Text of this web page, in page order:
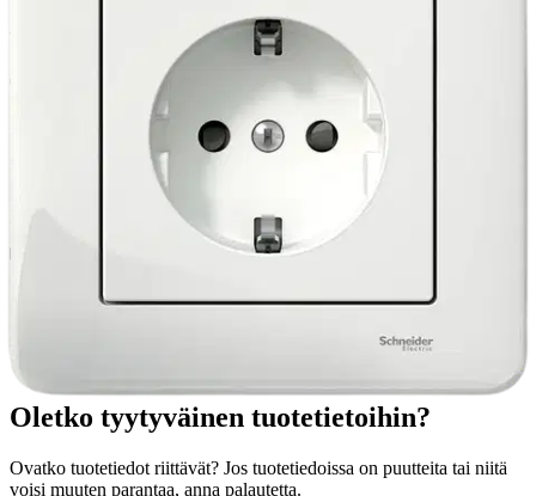
Tuotekuvaus
Maadoitettu 1-osainen pistorasia. Väri valkoinen. Kehys samassa
pakkauksessa. IP20 kuivaan tilaan. 250V.
Ominaisuudet
Oletko tyytyväinen tuotetietoihin?
Ovatko tuotetiedot riittävät? Jos tuotetiedoissa on puutteita tai niitä
voisi muuten parantaa, anna palautetta.